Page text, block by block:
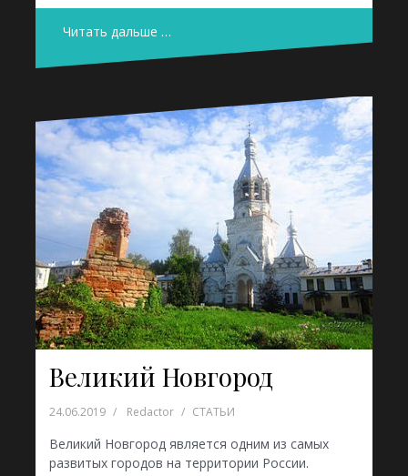
Читать дальше …
Великий Новгород
24.06.2019 Redactor СТАТЬИ
Великий Новгород является одним из самых
развитых городов на территории России.